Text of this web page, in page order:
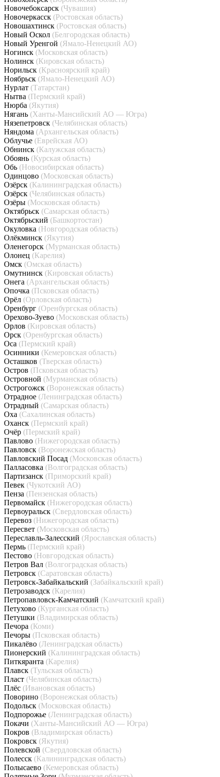
Новочебоксарск (Чувашия)
Новочеркасск (Ростовская область)
Новошахтинск (Ростовская область)
Новый Оскол (Белгородская область)
Новый Уренгой (Ямало-Ненецкий АО)
Ногинск (Московская область)
Нолинск (Кировская область)
Норильск (Красноярский край)
Ноябрьск (Ямало-Ненецкий АО)
Нурлат (Татарстан)
Нытва (Пермский край)
Нюрба (Якутия)
Нягань (Ханты-Мансийский АО — Югра)
Нязепетровск (Челябинская область)
Няндома (Архангельская область)
Облучье (Еврейская АО)
Обнинск (Калужская область)
Обоянь (Курская область)
Обь (Новосибирская область)
Одинцово (Московская область)
Озёрск (Калининградская область)
Озёрск (Челябинская область)
Озёры (Московская область)
Октябрьск (Самарская область)
Октябрьский (Башкортостан)
Окуловка (Новгородская область)
Олёкминск (Якутия)
Оленегорск (Мурманская область)
Олонец (Карелия)
Омск (Омская область)
Омутнинск (Кировская область)
Онега (Архангельская область)
Опочка (Псковская область)
Орёл (Орловская область)
Оренбург (Оренбургская область)
Орехово-Зуево (Московская область)
Орлов (Кировская область)
Орск (Оренбургская область)
Оса (Пермский край)
Осинники (Кемеровская область)
Осташков (Тверская область)
Остров (Псковская область)
Островной (Мурманская область)
Острогожск (Воронежская область)
Отрадное (Ленинградская область)
Отрадный (Самарская область)
Оха (Сахалинская область)
Оханск (Пермский край)
Очёр (Пермский край)
Павлово (Нижегородская область)
Павловск (Воронежская область)
Павловский Посад (Московская область)
Палласовка (Волгоградская область)
Партизанск (Приморский край)
Певек (Чукотский АО)
Пенза (Пензенская область)
Первомайск (Нижегородская область)
Первоуральск (Свердловская область)
Перевоз (Нижегородская область)
Пересвет (Московская область)
Переславль-Залесский (Ярославская область)
Пермь (Пермский край)
Пестово (Новгородская область)
Петров Вал (Волгоградская область)
Петровск (Саратовская область)
Петровск-Забайкальский (Забайкальский край)
Петрозаводск (Карелия)
Петропавловск-Камчатский (Камчатский край)
Петухово (Курганская область)
Петушки (Владимирская область)
Печора (Коми)
Печоры (Псковская область)
Пикалёво (Ленинградская область)
Пионерский (Калининградская область)
Питкяранта (Карелия)
Плавск (Тульская область)
Пласт (Челябинская область)
Плёс (Ивановская область)
Поворино (Воронежская область)
Подольск (Московская область)
Подпорожье (Ленинградская область)
Покачи (Ханты-Мансийский АО — Югра)
Покров (Владимирская область)
Покровск (Якутия)
Полевской (Свердловская область)
Полесск (Калининградская область)
Полысаево (Кемеровская область)